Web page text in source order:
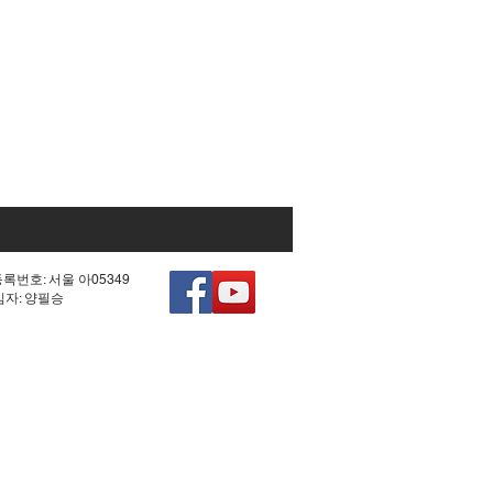
번호: 서울 아05349
: 양필승